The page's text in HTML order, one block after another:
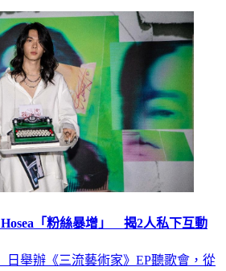
「粉絲暴增」 揭2人私下互動
日舉辦《三流藝術家》EP聽歌會，從